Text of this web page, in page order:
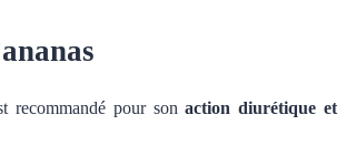
recommandé pour son action diurétique et